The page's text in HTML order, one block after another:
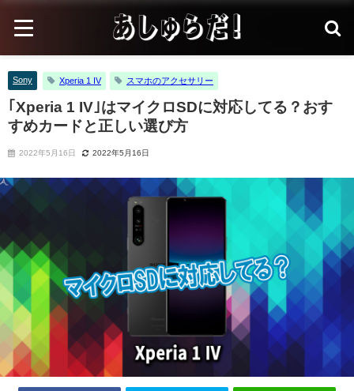
Sony Xperia 1 IV スマホのアクセサリー
｢Xperia 1 IV｣はマイクロSDに対応してる？おす
すめカードと正しい選び方
2022年5月16日 2022年5月16日